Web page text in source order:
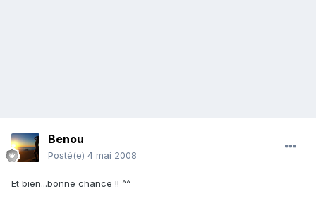
Benou
Posté(e) 4 mai 2008
Et bien...bonne chance !! ^^